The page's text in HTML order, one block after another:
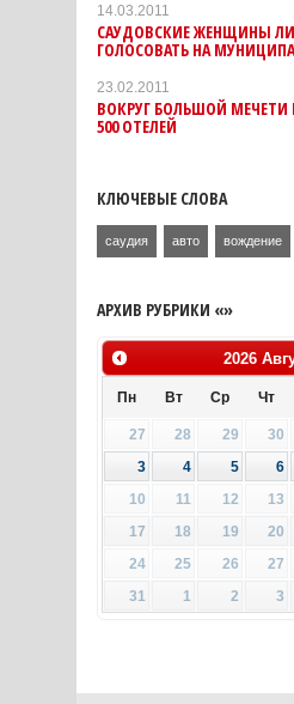
14.03.2011
САУДОВСКИЕ ЖЕНЩИНЫ
ГОЛОСОВАТЬ НА
23.02.2011
ВОКРУГ БОЛЬШОЙ
500 ОТЕЛЕЙ
КЛЮЧЕВЫЕ СЛОВА
саудия авто вождение
АРХИВ РУБРИКИ «»
2026
Пн Вт Ср Чт
27 28 29 30
3
4 5 6
10
11 12 13
17
18 19 20
24
25 26 27
31
1 2 3